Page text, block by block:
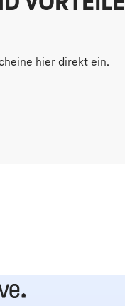
hier direkt ein.